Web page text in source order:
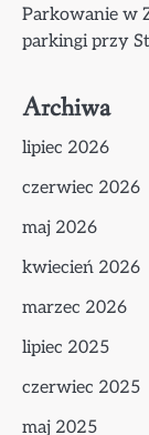
Parkowanie w
parkingi przy
Archiwa
lipiec 2026
czerwiec 2026
maj 2026
kwiecień 2026
marzec 2026
lipiec 2025
czerwiec 2025
maj 2025